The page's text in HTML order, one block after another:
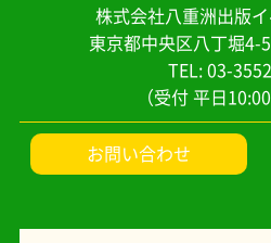
株式会社八重洲出版
東京都中央区八丁堀4-
TEL: 03-
（受付 平日
お問い合わせ